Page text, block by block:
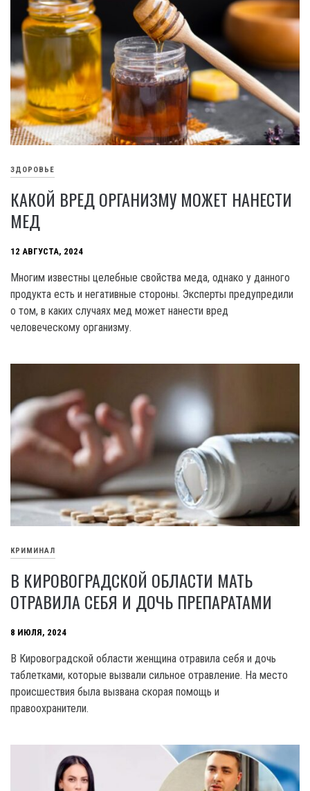
ЗДОРОВЬЕ
КАКОЙ ВРЕД ОРГАНИЗМУ МОЖЕТ НАНЕСТИ
МЕД
12 АВГУСТА, 2024
Многим известны целебные свойства меда, однако у данного
продукта есть и негативные стороны. Эксперты предупредили
о том, в каких случаях мед может нанести вред
человеческому организму.
КРИМИНАЛ
В КИРОВОГРАДСКОЙ ОБЛАСТИ МАТЬ
ОТРАВИЛА СЕБЯ И ДОЧЬ ПРЕПАРАТАМИ
8 ИЮЛЯ, 2024
B Кировоградской области женщина отравила себя и дочь
таблетками, которые вызвали сильное отравление. На место
происшествия была вызвана скорая помощь и
правоохранители.